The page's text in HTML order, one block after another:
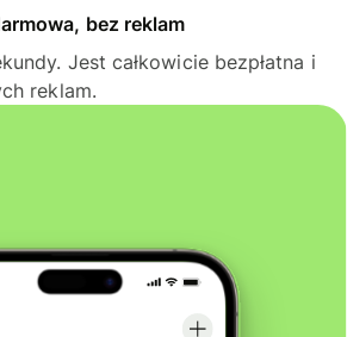
bez reklam
Jest całkowicie bezpłatna i
reklam.